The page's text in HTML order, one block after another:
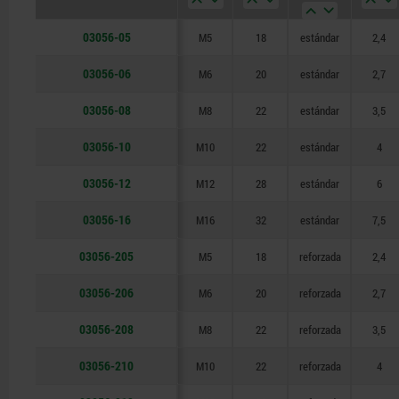
03056-05 M5 18 estándar 2,4
03056-06 M6 20 estándar 2,7
03056-08 M8 22 estándar 3,5
03056-10 M10 22 estándar 4
03056-12 M12 28 estándar 6
03056-16 M16 32 estándar 7,5
03056-205 M5 18 reforzada 2,4
03056-206 M6 20 reforzada 2,7
03056-208 M8 22 reforzada 3,5
03056-210 M10 22 reforzada 4